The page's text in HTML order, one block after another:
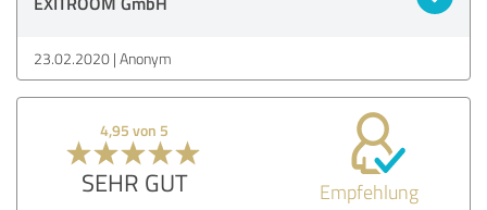
23.02.2020 Anonym
4,95 von 5
SEHR GUT Empfehlung